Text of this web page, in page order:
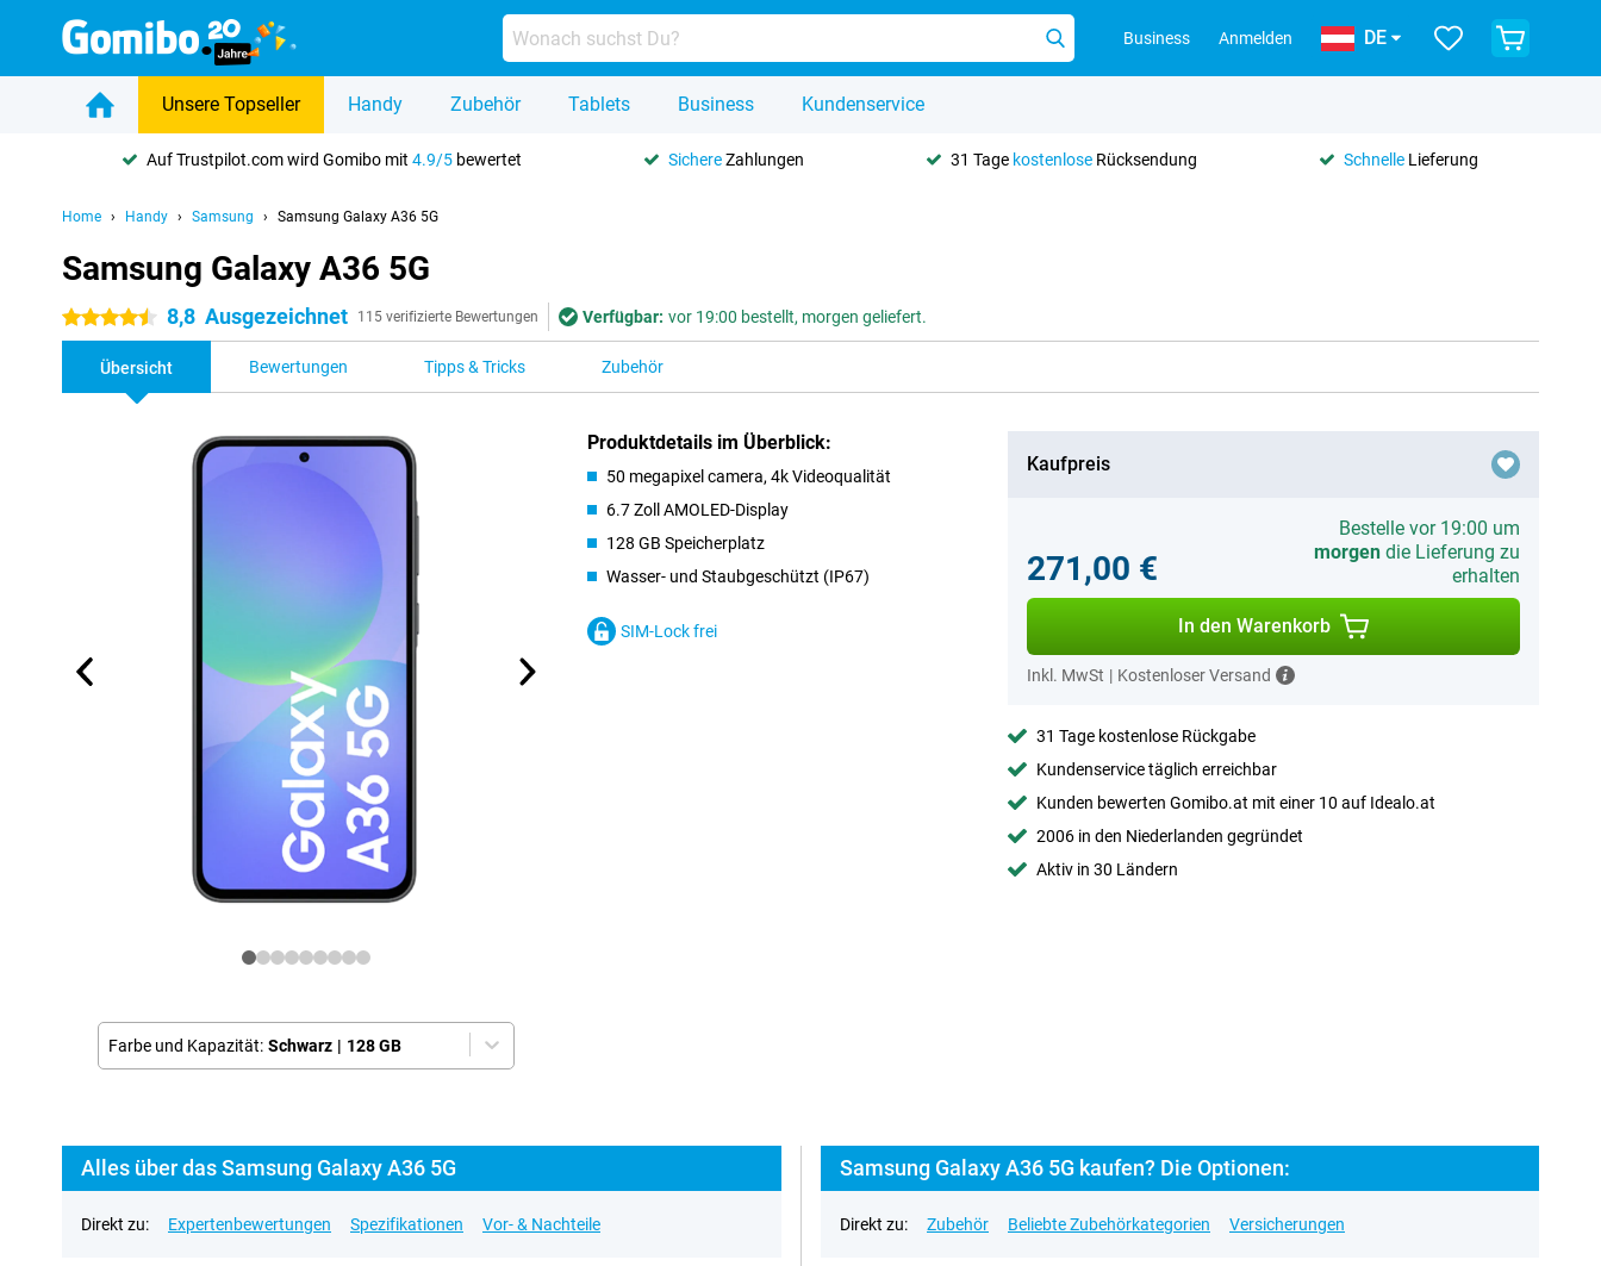
Business Anmelden DE
Unsere Topseller Handy Zubehör Tablets Business Kundenservice
Auf Trustpilot.com wird Gomibo mit4.9/5 bewertet SichereZahlungen 31 Tage kostenloseRücksendung SchnelleLieferung
Home Handy Samsung Samsung Galaxy A36 5G
Samsung Galaxy A36 5G
4.5 Sterne 8,8 Ausgezeichnet 115 verifizierte Bewertungen Verfügbar: vor 19:00 bestellt, morgen geliefert.
Übersicht Bewertungen Tipps & Tricks Zubehör
Farbe und Kapazität: Schwarz | 128 GB
Produktdetails im Überblick:
50 megapixel camera, 4k Videoqualität
6.7 Zoll AMOLED-Display
128 GB Speicherplatz
Wasser- und Staubgeschützt (IP67)
SIM-Lock frei
Kaufpreis
271,00 €
Bestelle vor 19:00 um
morgendie Lieferung zu
erhalten
In den Warenkorb
Inkl. MwSt | Kostenloser Versand
31 Tage kostenlose Rückgabe
Kundenservice täglich erreichbar
Kunden bewerten Gomibo.at mit einer 10 auf Idealo.at
2006 in den Niederlanden gegründet
Aktiv in 30 Ländern
Alles über das Samsung Galaxy A36 5G
Direkt zu: Expertenbewertungen Spezifikationen Vor- & Nachteile
Samsung Galaxy A36 5G kaufen? Die Optionen:
Direkt zu: Zubehör Beliebte Zubehörkategorien Versicherungen